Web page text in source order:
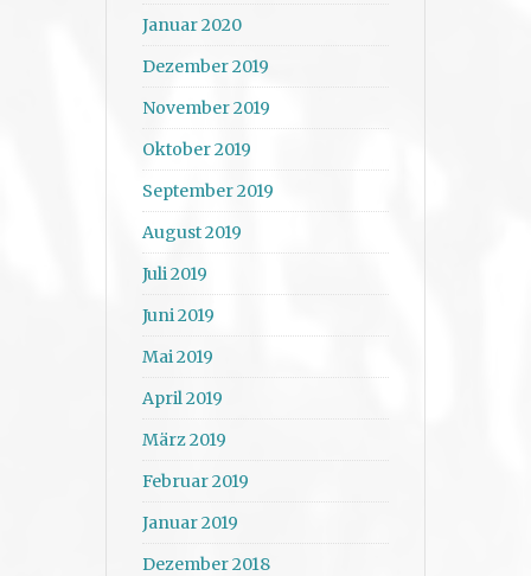
Januar 2020
Dezember 2019
November 2019
Oktober 2019
September 2019
August 2019
Juli 2019
Juni 2019
Mai 2019
April 2019
März 2019
Februar 2019
Januar 2019
Dezember 2018